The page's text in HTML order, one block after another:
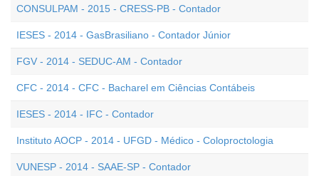
CONSULPAM - 2015 - CRESS-PB - Contador
IESES - 2014 - GasBrasiliano - Contador Júnior
FGV - 2014 - SEDUC-AM - Contador
CFC - 2014 - CFC - Bacharel em Ciências Contábeis
IESES - 2014 - IFC - Contador
Instituto AOCP - 2014 - UFGD - Médico - Coloproctologia
VUNESP - 2014 - SAAE-SP - Contador